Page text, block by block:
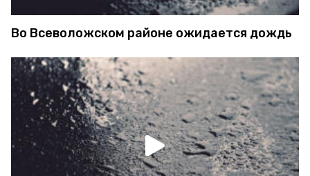
Во Всеволожском районе ожидается дождь